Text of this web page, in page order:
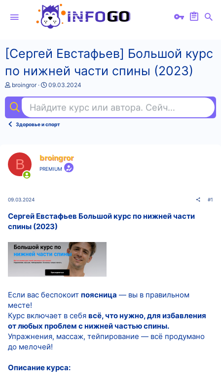
[Сергей Евстафьев] Большой курс
по нижней части спины (2023)
А
т
о
т
broingror
Д
а
н
а
а
09.03.2024
Найдите курс или автора. Сейчас ищут
Здоровье и спорт
B broingror
PREMIUM
09.03.2024 #1
Сергей Евстафьев Большой курс по нижней части
спины (2023)
Если вас беспокоит поясница — вы в правильном
месте!
Курс включает в себя всё, что нужно, для избавления
от любых проблем с нижней частью спины.
Упражнения, массаж, тейпирование — всё продумано
до мелочей!
Описание курса: